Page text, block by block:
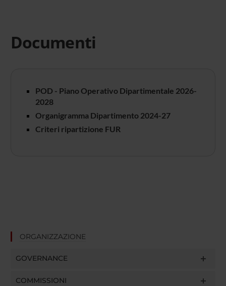
Documenti
POD - Piano Operativo Dipartimentale 2026-
2028
Organigramma Dipartimento 2024-27
Criteri ripartizione FUR
ORGANIZZAZIONE
GOVERNANCE
COMMISSIONI